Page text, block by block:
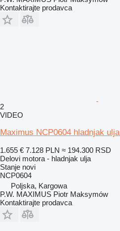
Kontaktirajte prodavca
2
VIDEO
Maximus NCP0604 hladnjak
1.655 € 7.128 PLN ≈ 194.300 RSD
Delovi motora - hladnjak ulja
Stanje novi
NCP0604
Poljska, Kargowa
P.W. MAXIMUS Piotr Maksymów
Kontaktirajte prodavca